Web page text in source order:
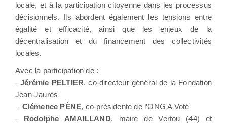
locale, et à la participation citoyenne dans les processus
décisionnels. Ils abordent également les tensions entre
égalité et efficacité, ainsi que les enjeux de la
décentralisation et du financement des collectivités
locales.
Avec la participation de :
-Jérémie PELTIER, co-directeur général de la Fondation
Jean-Jaurès
- Clémence PÈNE, co-présidente de l’ONG A Voté
- Rodolphe AMAILLAND, maire de Vertou (44) et